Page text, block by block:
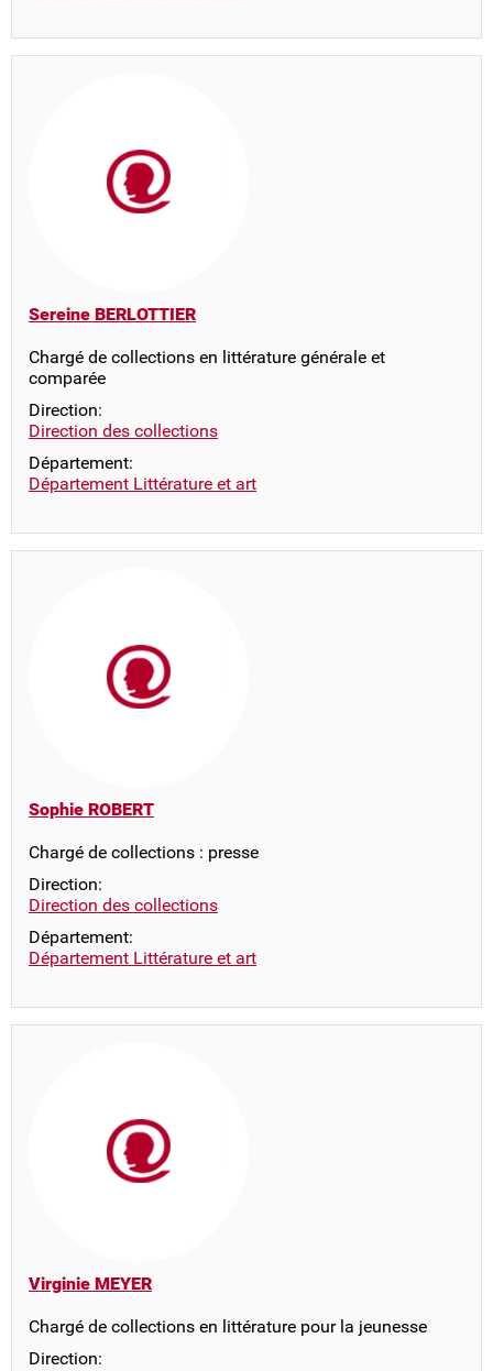
Sereine BERLOTTIER
Chargé de collections en littérature générale et
comparée
Direction:
Direction des collections
Département:
Département Littérature et art
Sophie ROBERT
Chargé de collections : presse
Direction:
Direction des collections
Département:
Département Littérature et art
Virginie MEYER
Chargé de collections en littérature pour la jeunesse
Direction: